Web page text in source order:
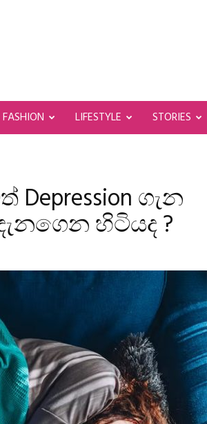
FASHION LIFESTYLE STORIES
ගැන
හිටියද ?